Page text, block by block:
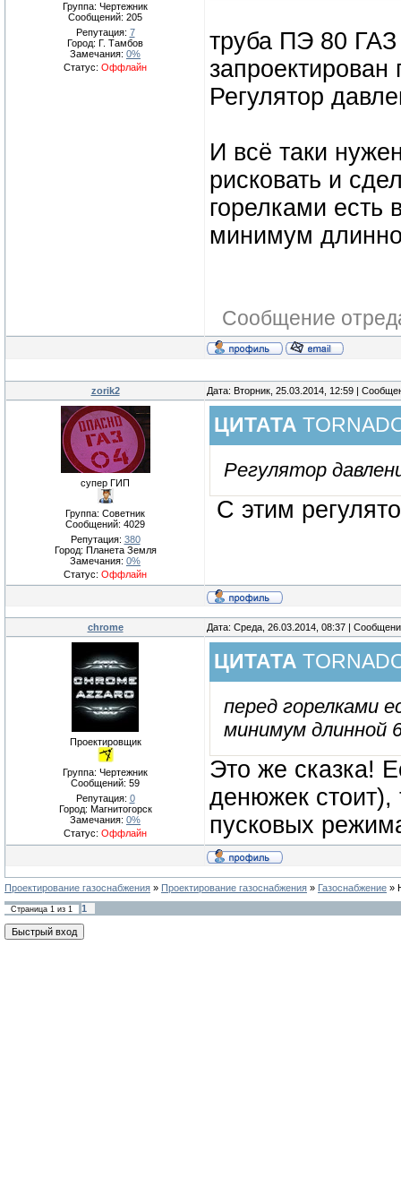
Группа: Чертежник
Сообщений: 205
Репутация: 7
Город: Г. Тамбов
Замечания: 0%
Статус: Оффлайн
труба ПЭ 80
Регулятор
И всё таки
рисковать и
горелками есть
минимум
Сообщение
zorik2 Дата: Вторник, 25.03.2014, 12:59 |
супер ГИП
Группа: Советник
Сообщений: 4029
Репутация: 380
Город: Планета Земля
Замечания: 0%
Статус: Оффлайн
ЦИТАТА
Регулятор
С этим
chrome Дата: Среда, 26.03.2014, 08:37 |
Проектировщик
Группа: Чертежник
Сообщений: 59
Репутация: 0
Город: Магнитогорск
Замечания: 0%
Статус: Оффлайн
ЦИТАТА
перед горелками
минимум длинной
Это же сказка!
денюжек
пусковых
Проектирование газоснабжения » Проектирование газоснабжения » Газоснабжение »
Страница 1 из 1 1